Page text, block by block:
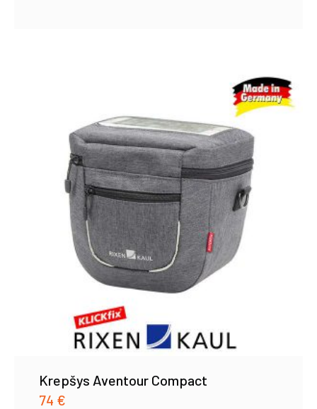
Krepšys Aventour Compact
74 €